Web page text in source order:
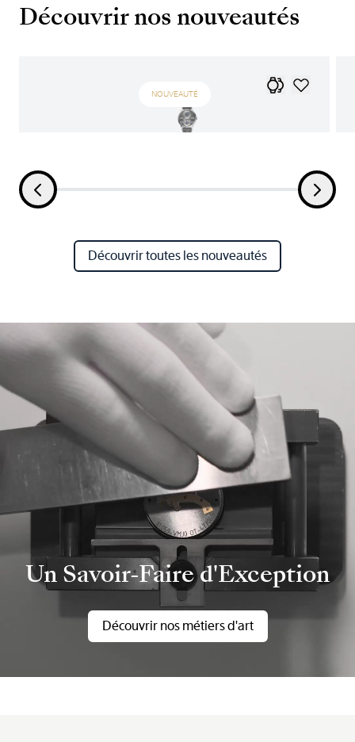
Découvrir nos nouveautés
NOUVEAUTÉ
Découvrir toutes les nouveautés
Un Savoir-Faire d'Exception
Découvrir nos métiers d'art